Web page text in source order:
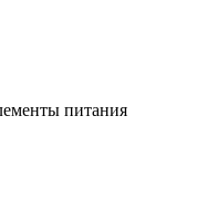
питания